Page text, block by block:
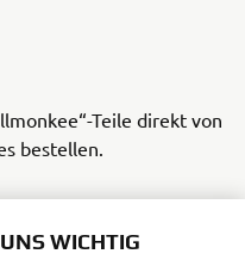
Teile direkt von
bestellen.
WICHTIG